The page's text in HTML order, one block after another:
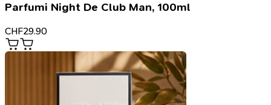
Parfumi Night De Club Man, 100ml
CHF29.90